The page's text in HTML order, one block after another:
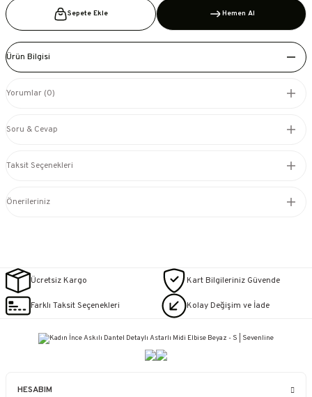
Sepete Ekle Hemen Al
Ürün Bilgisi
Yorumlar (0)
Soru & Cevap
Taksit Seçenekleri
Önerileriniz
Ücretsiz Kargo Kart Bilgileriniz Güvende
Farklı Taksit Seçenekleri Kolay Değişim ve İade
HESABIM